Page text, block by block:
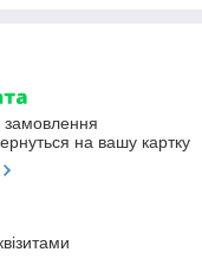
замовлення
на вашу картку